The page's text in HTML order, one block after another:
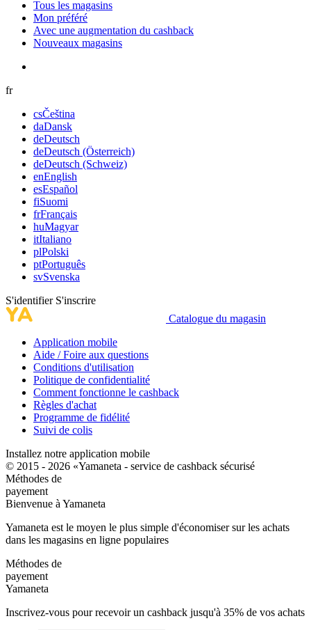
Tous les magasins
Mon préféré
Avec une augmentation du cashback
Nouveaux magasins
fr
csČeština
daDansk
deDeutsch
deDeutsch (Österreich)
deDeutsch (Schweiz)
enEnglish
esEspañol
fiSuomi
frFrançais
huMagyar
itItaliano
plPolski
ptPortuguês
svSvenska
S'identifier S'inscrire
Catalogue du magasin
Application mobile
Aide / Foire aux questions
Conditions d'utilisation
Politique de confidentialité
Comment fonctionne le cashback
Règles d'achat
Programme de fidélité
Suivi de colis
Installez notre application mobile
© 2015 - 2026 «Yamaneta - service de cashback sécurisé
Méthodes de
payement
Bienvenue à Yamaneta
Yamaneta est le moyen le plus simple d'économiser sur les achats
dans les magasins en ligne populaires
Méthodes de
payement
Yamaneta
Inscrivez-vous pour recevoir un cashback jusqu'à 35% de vos achats